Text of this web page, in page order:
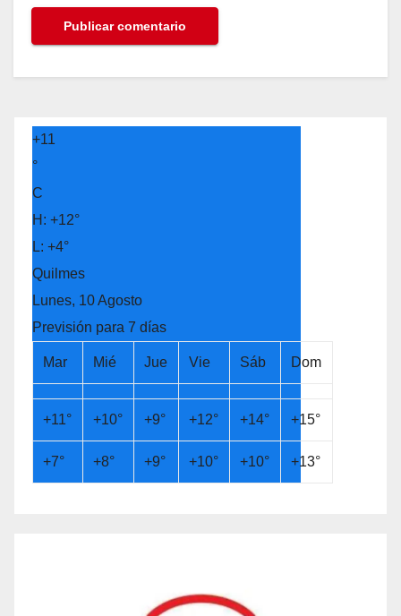
+11
°
C
H: +12°
L: +4°
Quilmes
Lunes, 10 Agosto
Previsión para 7 días
Mar Mié Jue Vie Sáb Dom
+11° +10° +9° +12° +14° +15°
+7° +8° +9° +10° +10° +13°